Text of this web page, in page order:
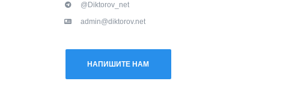
@Diktorov_net
admin@diktorov.net
НАПИШИТЕ НАМ